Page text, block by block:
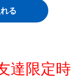
る
達限定時